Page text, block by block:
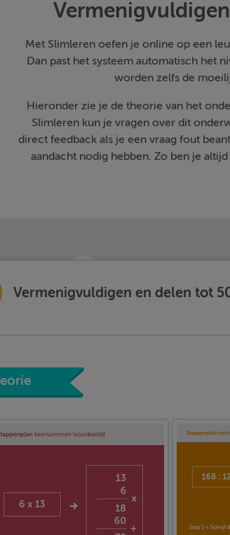
Met Slimleren oefen je online op een
Dan past het systeem automatisch het
worden zelfs de
Hieronder zie je de theorie van het
Slimleren kun je vragen over dit
direct feedback als je een vraag fout
aandacht nodig hebben. Zo ben je
Vermenigvuldigen en delen tot